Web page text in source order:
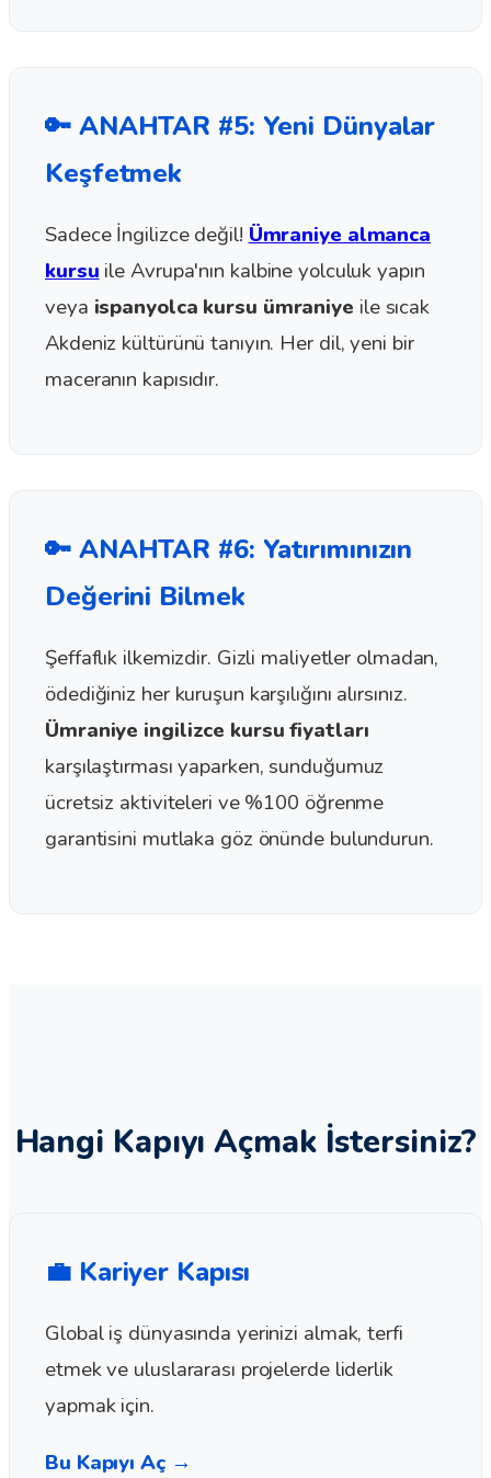
🔑 ANAHTAR #5: Yeni Dünyalar
Keşfetmek
Sadece İngilizce değil! Ümraniye almanca
kursu ile Avrupa'nın kalbine yolculuk yapın
veya ispanyolca kursu ümraniye ile sıcak
Akdeniz kültürünü tanıyın. Her dil, yeni bir
maceranın kapısıdır.
🔑 ANAHTAR #6: Yatırımınızın
Değerini Bilmek
Şeffaflık ilkemizdir. Gizli maliyetler olmadan,
ödediğiniz her kuruşun karşılığını alırsınız.
Ümraniye ingilizce kursu fiyatları
karşılaştırması yaparken, sunduğumuz
ücretsiz aktiviteleri ve %100 öğrenme
garantisini mutlaka göz önünde bulundurun.
Hangi Kapıyı Açmak İstersiniz?
💼 Kariyer Kapısı
Global iş dünyasında yerinizi almak, terfi
etmek ve uluslararası projelerde liderlik
yapmak için.
Bu Kapıyı Aç →